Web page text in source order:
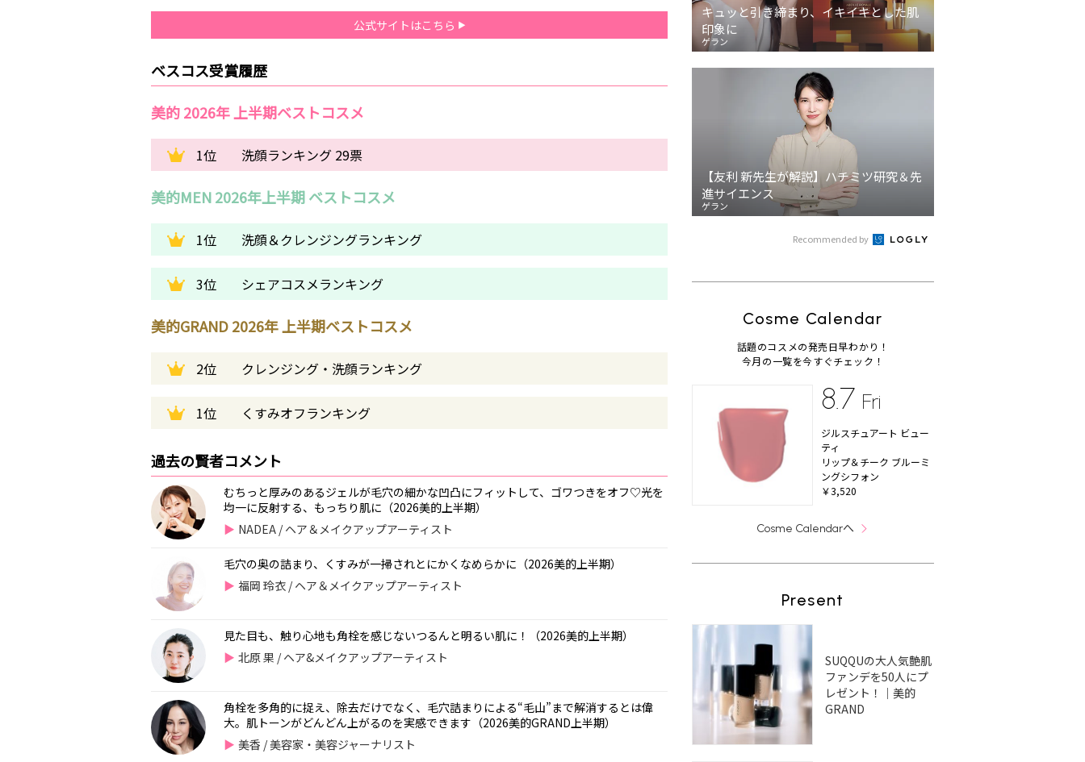
公式サイトはこちら
ベスコス受賞履歴
美的 2026年 上半期ベストコスメ
1位 洗顔ランキング 29票
美的MEN 2026年上半期 ベストコスメ
1位 洗顔＆クレンジングランキング
3位 シェアコスメランキング
美的GRAND 2026年 上半期ベストコスメ
2位 クレンジング・洗顔ランキング
1位 くすみオフランキング
過去の賢者コメント
むちっと厚みのあるジェルが毛穴の細かな凹凸にフィットして、ゴワつきをオフ♡光を
均一に反射する、もっちり肌に（2026美的上半期）
NADEA / ヘア＆メイクアップアーティスト
毛穴の奥の詰まり、くすみが一掃されとにかくなめらかに（2026美的上半期）
福岡 玲衣 / ヘア＆メイクアップアーティスト
見た目も、触り心地も角栓を感じないつるんと明るい肌に！（2026美的上半期）
北原 果 / ヘア&メイクアップアーティスト
角栓を多角的に捉え、除去だけでなく、毛穴詰まりによる“毛山”まで解消するとは偉
大。肌トーンがどんどん上がるのを実感できます（2026美的GRAND上半期）
美香 / 美容家・美容ジャーナリスト
キュッと引き締まり、イキイキとした肌
印象に
ゲラン
【友利 新先生が解説】ハチミツ研究＆先
進サイエンス
ゲラン
Recommended by
Cosme Calendar
話題のコスメの発売日早わかり！
今月の一覧を今すぐチェック！
8.7 Fri
ジルスチュアート ビュー
ティ
リップ＆チーク ブルーミ
ングシフォン
￥3,520
Cosme Calendarへ
Present
SUQQUの大人気艶肌
ファンデを50人にプ
レゼント！｜美的
GRAND